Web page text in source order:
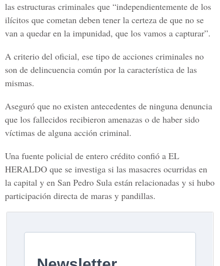
las estructuras criminales que “independientemente de los
ilícitos que cometan deben tener la certeza de que no se
van a quedar en la impunidad, que los vamos a capturar”.
A criterio del oficial, ese tipo de acciones criminales no
son de delincuencia común por la característica de las
mismas.
Aseguró que no existen antecedentes de ninguna denuncia
que los fallecidos recibieron amenazas o de haber sido
víctimas de alguna acción criminal.
Una fuente policial de entero crédito confió a EL
HERALDO que se investiga si las masacres ocurridas en
la capital y en San Pedro Sula están relacionadas y si hubo
participación directa de maras y pandillas.